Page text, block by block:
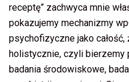
receptę” zachwyca mnie
pokazujemy mechanizmy
psychofizyczne jako całość,
holistycznie, czyli bierzemy
badania środowiskowe,